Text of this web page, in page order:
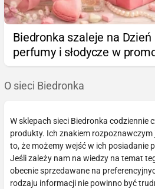
Biedronka szaleje na
perfumy i słodycze w
O sieci Biedronka
W sklepach sieci Biedronka codziennie
produkty. Ich znakiem
to, że możemy wejść w ich posiadanie
Jeśli zależy nam na wiedzy na temat
obecnie sprzedawane na
rodzaju informacji nie powinno być